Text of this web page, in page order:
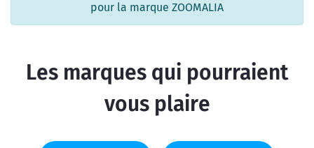
pour la marque ZOOMALIA
Les marques qui pourraient
vous plaire